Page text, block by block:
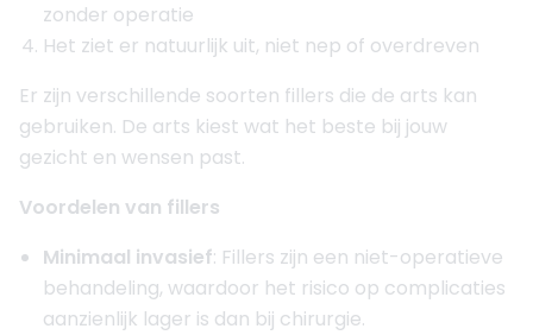
zonder operatie
Het ziet er natuurlijk uit, niet nep of overdreven
Er zijn verschillende soorten fillers die de arts kan
gebruiken. De arts kiest wat het beste bij jouw
gezicht en wensen past.
Voordelen van fillers
Minimaal invasief: Fillers zijn een niet-operatieve
behandeling, waardoor het risico op complicaties
aanzienlijk lager is dan bij chirurgie.